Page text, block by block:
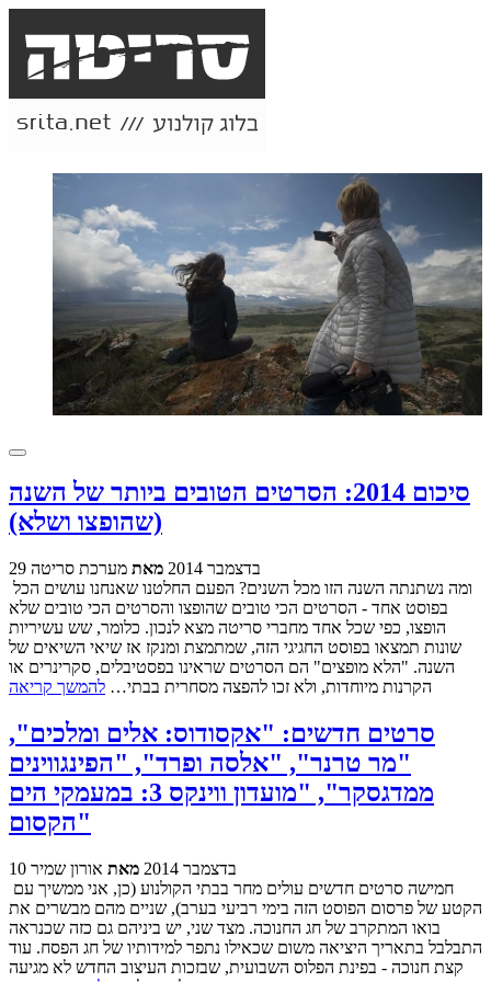
סיכום 2014: הסרטים הטובים ביותר של השנה
(שהופצו ושלא)
29 בדצמבר 2014 מאת מערכת סריטה
בפוסט אחד - הסרטים הכי טובים שהופצו והסרטים הכי טובים שלא
הופצו, כפי שכל אחד מחברי סריטה מצא לנכון. כלומר, שש עשיריות
שונות תמצאו בפוסט החגיגי הזה, שמתמצת ומנקז אז שיאי השיאים של
השנה. "הלא מופצים" הם הסרטים שראינו בפסטיבלים, סקרינרים או
הקרנות מיוחדות, ולא זכו להפצה מסחרית בבתי… להמשך קריאה
סרטים חדשים: "אקסודוס: אלים ומלכים",
"מר טרנר", "אלסה ופרד", "הפינגווינים
ממדגסקר", "מועדון ווינקס 3: במעמקי הים
הקסום"
10 בדצמבר 2014 מאת אורון שמיר
הקטע של פרסום הפוסט הזה בימי רביעי בערב), שניים מהם מבשרים את
בואו המתקרב של חג החנוכה. מצד שני, יש ביניהם גם כזה שכנראה
התבלבל בתאריך היציאה משום שכאילו נתפר למידותיו של חג הפסח. עוד
קצת חנוכה - בפינת הפלוס השבועית, שבזכות העיצוב החדש לא מגיעה